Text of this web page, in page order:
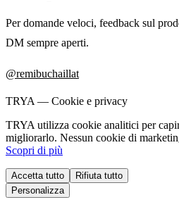
Per domande veloci, feedback sul
DM sempre aperti.
@remibuchaillat
TRYA — Cookie e privacy
TRYA utilizza cookie analitici per
migliorarlo. Nessun cookie di
Scopri di più
Accetta tutto
Rifiuta tutto
Personalizza